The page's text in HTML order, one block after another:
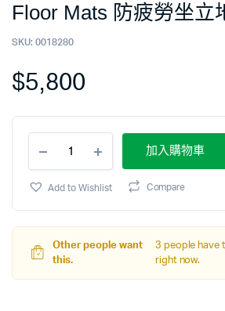
Floor Mats 防疲勞坐立
SKU: 0018280
$5,800
加入購物車
Add to Wishlist Compare
Other people want
this.
3 people have
right now.